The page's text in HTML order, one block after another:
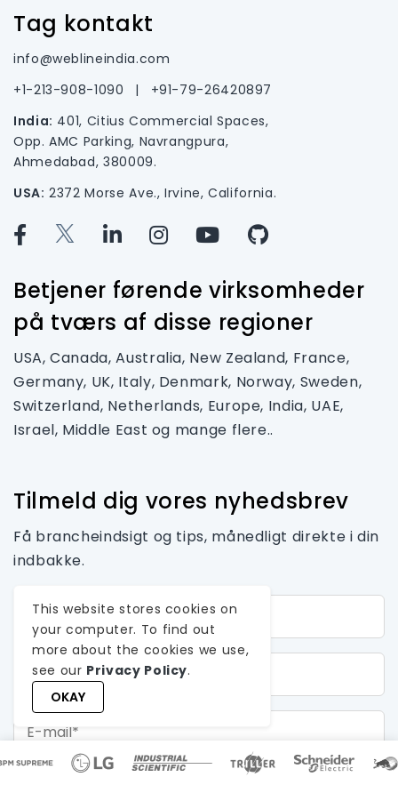
Tag kontakt
info@weblineindia.com
+1-213-908-1090
|
+91-79-26420897
India: 401, Citius Commercial Spaces,
Opp. AMC Parking, Navrangpura,
Ahmedabad, 380009.
USA: 2372 Morse Ave., Irvine, California.
Betjener førende virksomheder
på tværs af disse regioner
USA, Canada, Australia, New Zealand, France,
Germany, UK, Italy, Denmark, Norway, Sweden,
Switzerland, Netherlands, Europe, India, UAE,
Israel, Middle East og mange flere..
Tilmeld dig vores nyhedsbrev
Få brancheindsigt og tips, månedligt direkte i din
indbakke.
Fornavn*
Efternavn
E-mail*
This website stores cookies on
your computer. To find out
more about the cookies we use,
see our Privacy Policy.
OKAY